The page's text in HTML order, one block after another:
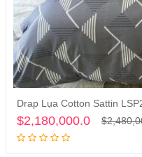
Drap Lụa Cotton Sattin
$2,180,000.0